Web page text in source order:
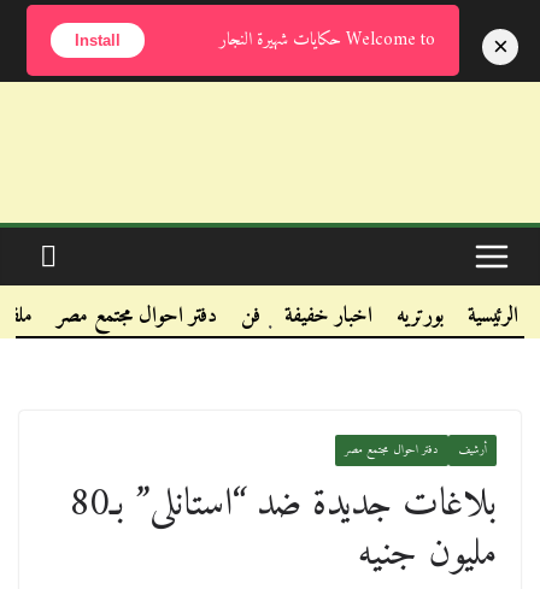
السبت, أغسطس 8, 2026
.
.
الرئيسية بورتريه اخبار خفيفة فن دفتر احوال مجتمع مصر
أرشيف دفتر احوال مجتمع مصر
بلاغات جديدة ضد “استانلى” بـ80
مليون جنيه
Welcome to حكايات شهيرة النجار Install ×